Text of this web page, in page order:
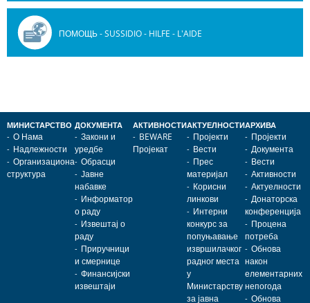
ПОМОЩЬ - SUSSIDIO - HILFE - L'AIDE
МИНИСТАРСТВО
О Нама
Надлежности
Организациона
структура
ДОКУМЕНТА
Закони и
уредбе
Обрасци
Јавне
набавке
Информатор
о раду
Извештај о
раду
Приручници
и смернице
Финансијски
извештаји
АКТИВНОСТИ
BEWARE
Пројекат
АКТУЕЛНОСТИ
Пројекти
Вести
Прес
материјал
Корисни
линкови
Интерни
конкурс за
попуњавање
извршилачког
радног места
у
Министарству
за јавна
АРХИВА
Пројекти
Документа
Вести
Активности
Актуелности
Донаторска
конференција
Процена
потреба
Обнова
након
елементарних
непогода
Обнова